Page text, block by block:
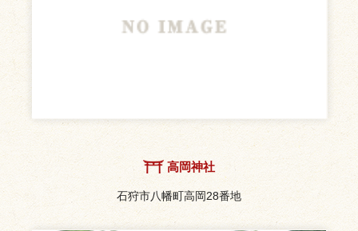
高岡神社
石狩市八幡町高岡28番地